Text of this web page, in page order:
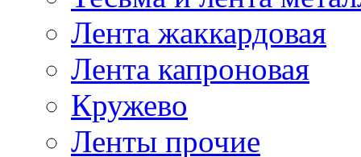
Лента жаккардовая
Лента капроновая
Кружево
Ленты прочие